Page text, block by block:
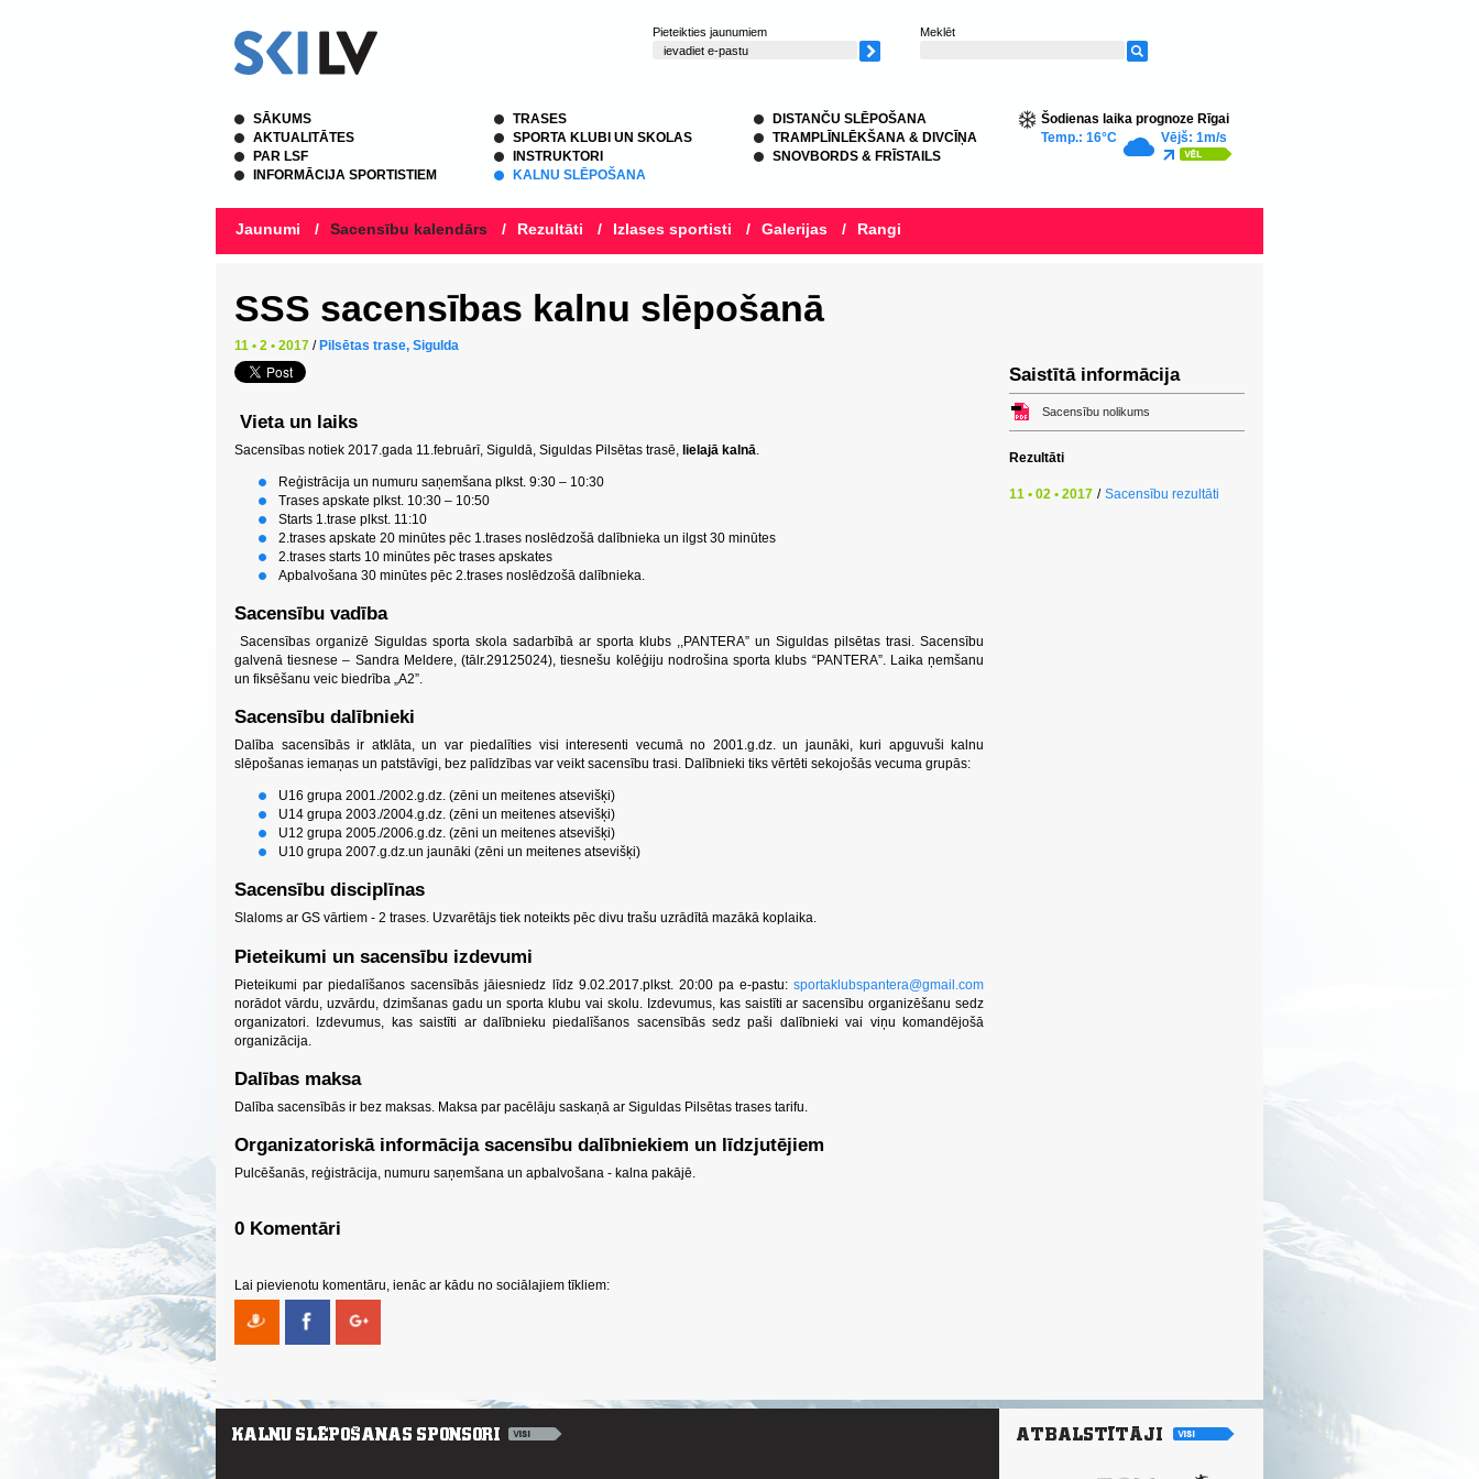
Pieteikties jaunumiem Meklēt
SĀKUMS
AKTUALITĀTES
PAR LSF
INFORMĀCIJA SPORTISTIEM
TRASES
SPORTA KLUBI UN SKOLAS
INSTRUKTORI
KALNU SLĒPOŠANA
DISTANČU SLĒPOŠANA
TRAMPLĪNLĒKŠANA & DIVCĪŅA
SNOVBORDS & FRĪSTAILS
Šodienas laika prognoze Rīgai
Temp.: 16°C
Vējš: 1m/s
Jaunumi / Sacensību kalendārs / Rezultāti / Izlases sportisti / Galerijas / Rangi
SSS sacensības kalnu slēpošanā
11 • 2 • 2017 / Pilsētas trase, Sigulda
Vieta un laiks
Sacensības notiek 2017.gada 11.februārī, Siguldā, Siguldas Pilsētas trasē, lielajā kalnā.
Reģistrācija un numuru saņemšana plkst. 9:30 – 10:30
Trases apskate plkst. 10:30 – 10:50
Starts 1.trase plkst. 11:10
2.trases apskate 20 minūtes pēc 1.trases noslēdzošā dalībnieka un ilgst 30 minūtes
2.trases starts 10 minūtes pēc trases apskates
Apbalvošana 30 minūtes pēc 2.trases noslēdzošā dalībnieka.
Sacensību vadība
Sacensības organizē Siguldas sporta skola sadarbībā ar sporta klubs ,,PANTERA” un Siguldas pilsētas trasi. Sacensību
galvenā tiesnese – Sandra Meldere, (tālr.29125024), tiesnešu kolēģiju nodrošina sporta klubs “PANTERA”. Laika ņemšanu
un fiksēšanu veic biedrība „A2”.
Sacensību dalībnieki
Dalība sacensībās ir atklāta, un var piedalīties visi interesenti vecumā no 2001.g.dz. un jaunāki, kuri apguvuši kalnu
slēpošanas iemaņas un patstāvīgi, bez palīdzības var veikt sacensību trasi. Dalībnieki tiks vērtēti sekojošās vecuma grupās:
U16 grupa 2001./2002.g.dz. (zēni un meitenes atsevišķi)
U14 grupa 2003./2004.g.dz. (zēni un meitenes atsevišķi)
U12 grupa 2005./2006.g.dz. (zēni un meitenes atsevišķi)
U10 grupa 2007.g.dz.un jaunāki (zēni un meitenes atsevišķi)
Sacensību disciplīnas
Slaloms ar GS vārtiem - 2 trases. Uzvarētājs tiek noteikts pēc divu trašu uzrādītā mazākā koplaika.
Pieteikumi un sacensību izdevumi
Pieteikumi par piedalīšanos sacensībās jāiesniedz līdz 9.02.2017.plkst. 20:00 pa e-pastu: sportaklubspantera@gmail.com
norādot vārdu, uzvārdu, dzimšanas gadu un sporta klubu vai skolu. Izdevumus, kas saistīti ar sacensību organizēšanu sedz
organizatori. Izdevumus, kas saistīti ar dalībnieku piedalīšanos sacensībās sedz paši dalībnieki vai viņu komandējošā
organizācija.
Dalības maksa
Dalība sacensībās ir bez maksas. Maksa par pacēlāju saskaņā ar Siguldas Pilsētas trases tarifu.
Organizatoriskā informācija sacensību dalībniekiem un līdzjutējiem
Pulcēšanās, reģistrācija, numuru saņemšana un apbalvošana - kalna pakājē.
0 Komentāri
Lai pievienotu komentāru, ienāc ar kādu no sociālajiem tīkliem:
Saistītā informācija
Sacensību nolikums
Rezultāti
11 • 02 • 2017 / Sacensību rezultāti